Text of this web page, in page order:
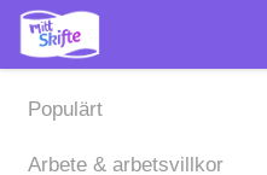
Hoppa
huvudinnehåll
Populärt
Arbete & arbetsvillkor